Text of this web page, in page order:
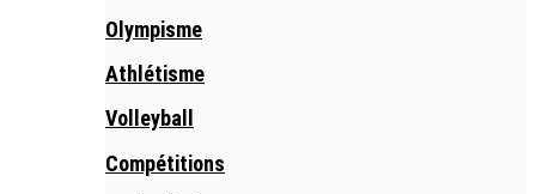
Olympisme
Athlétisme
Volleyball
Compétitions